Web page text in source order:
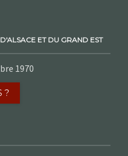
ET DU GRAND EST
1970
?